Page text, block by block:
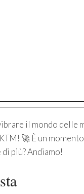
il mondo delle
🚀 È un
più? Andiamo!